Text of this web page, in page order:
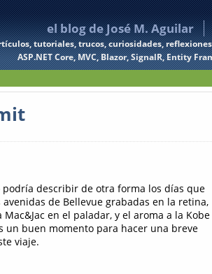
el blog de José M. Aguilar
tutoriales, trucos, curiosidades,
ASP.NET Core, MVC, Blazor, SignalR, Entity
podría describir de otra forma los días que
de Bellevue grabadas en la retina,
en el paladar, y el aroma a la Kobe
un buen momento para hacer una breve
viaje.